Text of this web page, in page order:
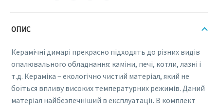
ОПИС
Керамічні димарі прекрасно підходять до різних видів
опалювального обладнання: каміни, печі, котли, лазні і
т.д. Кераміка – екологічно чистий матеріал, який не
боїться впливу високих температурних режимів. Даний
матеріал найбезпечніший в експлуатації. В комплект